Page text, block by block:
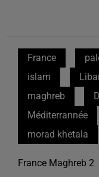
France
islam
maghreb
Méditerrannée
morad khetala
France Maghreb 2